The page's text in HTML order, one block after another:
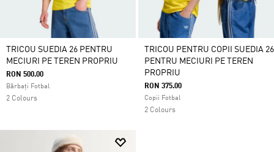
TRICOU SUEDIA 26 PENTRU
MECIURI PE TEREN PROPRIU
RON 500.00
Bărbați Fotbal
2 Colours
TRICOU PENTRU COPII SUEDIA 26
PENTRU MECIURI PE TEREN
PROPRIU
RON 375.00
Copii Fotbal
2 Colours